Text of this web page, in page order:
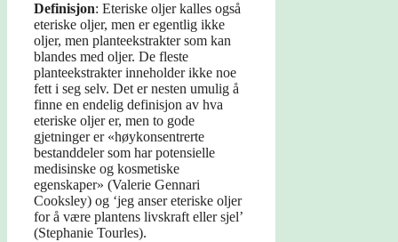
Definisjon: Eteriske oljer kalles også
eteriske oljer, men er egentlig ikke
oljer, men planteekstrakter som kan
blandes med oljer. De fleste
planteekstrakter inneholder ikke noe
fett i seg selv. Det er nesten umulig å
finne en endelig definisjon av hva
eteriske oljer er, men to gode
gjetninger er «høykonsentrerte
bestanddeler som har potensielle
medisinske og kosmetiske
egenskaper» (Valerie Gennari
Cooksley) og ‘jeg anser eteriske oljer
for å være plantens livskraft eller sjel’
(Stephanie Tourles).